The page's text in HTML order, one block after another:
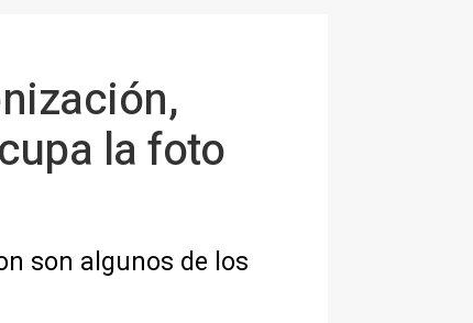
la foto
son algunos de los